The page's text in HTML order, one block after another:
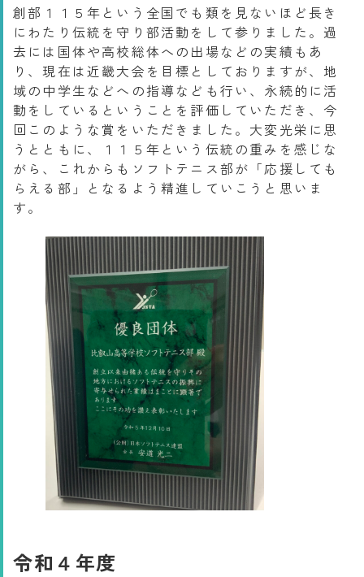
創部１１５年という全国でも類を見ないほど長き
にわたり伝統を守り部活動をして参りました。過
去には国体や高校総体への出場などの実績もあ
り、現在は近畿大会を目標としておりますが、地
域の中学生などへの指導なども行い、永続的に活
動をしているということを評価していただき、今
回このような賞をいただきました。大変光栄に思
うとともに、１１５年という伝統の重みを感じな
がら、これからもソフトテニス部が「応援しても
らえる部」となるよう精進していこうと思いま
す。
令和４年度